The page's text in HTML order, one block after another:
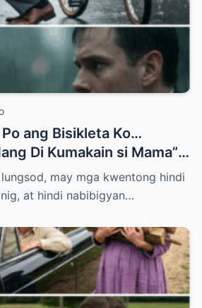
Po ang Bisikleta Ko…
Di Kumakain si Mama”
May Natuklasan ang Isang
may mga kwentong hindi
at hindi nabibigyan…